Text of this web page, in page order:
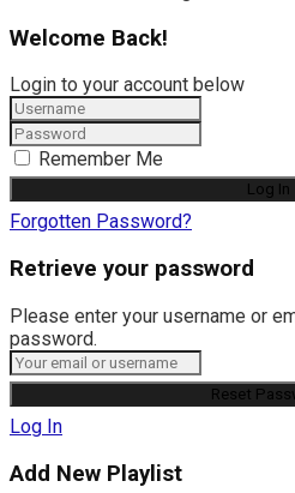
Welcome Back!
Login to your account below
Remember Me
Forgotten Password?
Retrieve your password
Please enter your username or
password.
Log In
Add New Playlist